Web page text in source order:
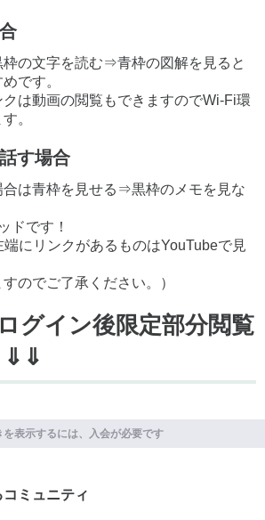
枠の文字を読む⇒青枠の図解を見ると
です。
は動画の閲覧もできますのでWi-Fi環
。
す場合
合は青枠を見せる⇒黒枠のメモを見な
ドです！
にリンクがあるものはYouTubeで見
のでご了承ください。）
イン後限定部分閲覧
を表示するには、入会が必要です
ミュニティ